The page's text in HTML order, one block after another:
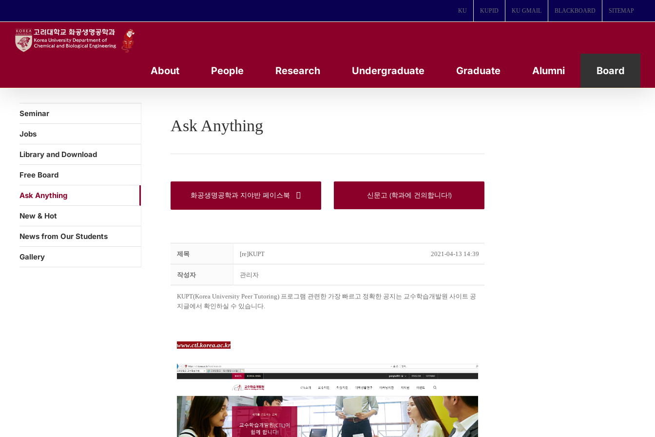
KU KUPID KU GMAIL BLACKBOARD SITEMAP
About People Research Undergraduate Graduate Alumni Board
Ask Anything
화공생명공학과 지야반 페이스북 신문고 (학과에 건의합니다!)
제목 [re]KUPT 2021-04-13 14:39
작성자 관리자
KUPT(Korea University Peer Tutoring) 프로그램 관련한 가장 빠르고 정확한 공지는 교수학습개발원 사이트 공
지글에서 확인하실 수 있습니다.
www.ctl.korea.ac.kr
Seminar
Jobs
Library and Download
Free Board
Ask Anything
New & Hot
News from Our Students
Gallery